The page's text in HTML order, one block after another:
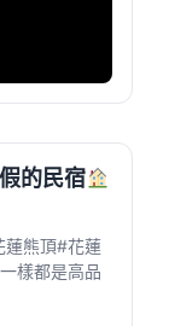
的民宿
蓮熊頂#花蓮
樣都是高品